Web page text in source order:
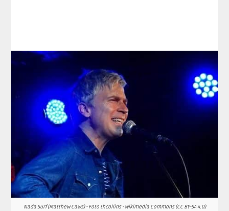
Nada Surf (Matthew Caws) - Foto Lhcollins - Wikimedia Commons (CC BY-SA 4.0)